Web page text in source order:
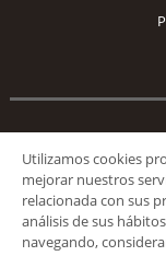
Utilizamos cookies
mejorar nuestros
relacionada con sus
análisis de sus
navegando,